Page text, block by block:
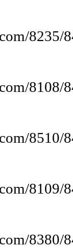
8235/
8108/
8510/
8109/
8380/